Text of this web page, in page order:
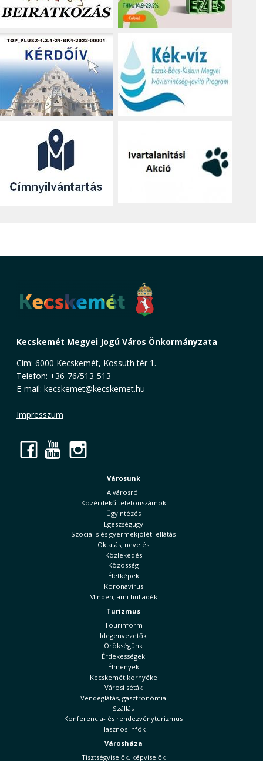
Kecskemét Megyei Jogú Város Önkormányzata
Cím: 6000 Kecskemét, Kossuth tér 1.
Telefon: +36-76/513-513
E-mail: kecskemet@kecskemet.hu
Impresszum
Facebook
YouTube
Városunk
A városról
Közérdekű telefonszámok
Ügyintézés
Egészségügy
Szociális és gyermekjóléti ellátás
Oktatás, nevelés
Közlekedés
Közösség
Életképek
Koronavírus
Minden, ami hulladék
Turizmus
Tourinform
Idegenvezetők
Örökségünk
Érdekességek
Élmények
Kecskemét környéke
Városi séták
Vendéglátás, gasztronómia
Szállás
Konferencia- és rendezvényturizmus
Hasznos infók
Városháza
Tisztségviselők, képviselők